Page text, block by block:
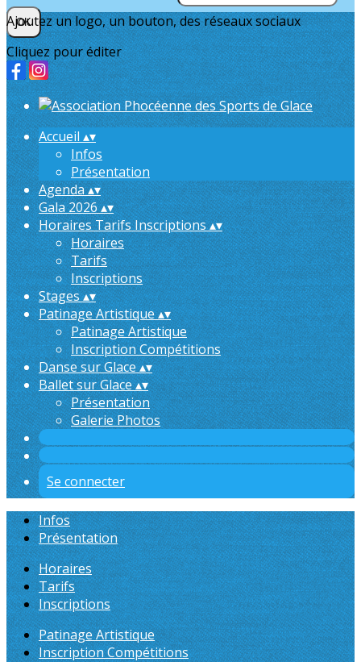
OK
Ajoutez un logo, un bouton, des réseaux sociaux
Cliquez pour éditer
Accueil ▴▾
Infos
Présentation
Agenda▴▾
Gala 2026▴▾
Horaires Tarifs Inscriptions▴▾
Horaires
Tarifs
Inscriptions
Stages▴▾
Patinage Artistique▴▾
Patinage Artistique
Inscription Compétitions
Danse sur Glace▴▾
Ballet sur Glace▴▾
Présentation
Galerie Photos
Se connecter
Infos
Présentation
Horaires
Tarifs
Inscriptions
Patinage Artistique
Inscription Compétitions